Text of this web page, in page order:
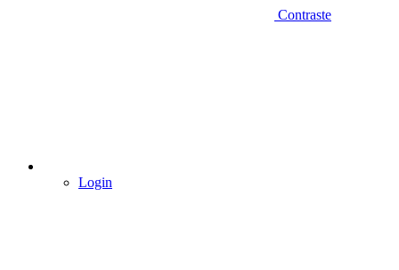
Contraste
Login